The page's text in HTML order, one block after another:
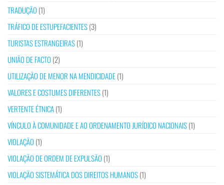
TRADUÇÃO (1)
TRÁFICO DE ESTUPEFACIENTES(3)
TURISTAS ESTRANGEIRAS(1)
UNIÃO DE FACTO (2)
UTILIZAÇÃO DE MENOR NA MENDICIDADE(1)
VALORES E COSTUMES DIFERENTES(1)
VERTENTE ÉTNICA(1)
VÍNCULO À COMUNIDADE E AO ORDENAMENTO JURÍDICO NACIONAIS(1)
VIOLAÇÃO (1)
VIOLAÇÃO DE ORDEM DE EXPULSÃO (1)
VIOLAÇÃO SISTEMÁTICA DOS DIREITOS HUMANOS(1)